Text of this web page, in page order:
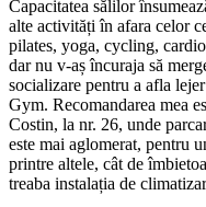
Capacitatea sălilor
alte activități în afara celor
pilates, yoga, cycling,
dar nu v-aș încuraja să
socializare pentru a afla
Gym. Recomandarea mea
Costin, la nr. 26, unde
este mai aglomerat, pentru
printre altele, cât de
treaba instalația de